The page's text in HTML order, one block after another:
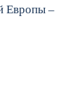
Европы –